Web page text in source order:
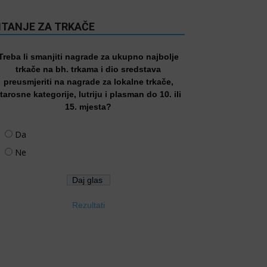
ZA TRKAČE
li smanjiti nagrade za ukupno najbolje
trkače na bh. trkama i dio sredstava
preusmjeriti na nagrade za lokalne trkače,
kategorije, lutriju i plasman do 10. ili
15. mjesta?
Da
Ne
Rezultati